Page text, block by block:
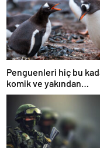
Penguenleri hiç bu
komik ve yakından
görmemiştiniz